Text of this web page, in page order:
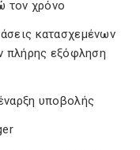
τον χρόνο
κατασχεμένων
πλήρης εξόφληση
υποβολής